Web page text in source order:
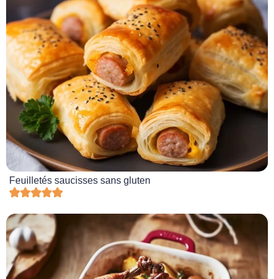
Feuilletés saucisses sans gluten